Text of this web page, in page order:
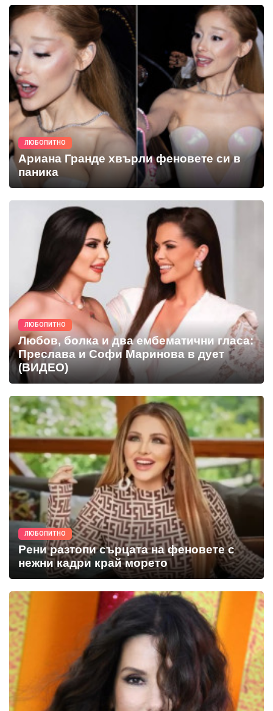
ЛЮБОПИТНО
Ариана Гранде хвърли феновете си в
паника
ЛЮБОПИТНО
Любов, болка и два ембематични гласа:
Преслава и Софи Маринова в дует
(ВИДЕО)
ЛЮБОПИТНО
Рени разтопи сърцата на феновете с
нежни кадри край морето